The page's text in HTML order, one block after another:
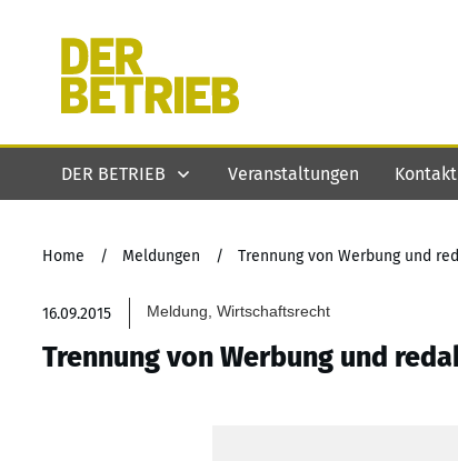
DER BETRIEB Veranstaltungen Kontakt
Home / Meldungen / Trennung von Werbung und
16.09.2015 Meldung, Wirtschaftsrecht
Trennung von Werbung und